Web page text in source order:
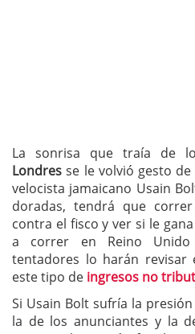
La sonrisa que traía de
Londres se le volvió gesto
velocista jamaicano Usain
doradas, tendrá que
contra el fisco y ver si le
a correr en Reino
tentadores lo harán revisar
este tipo de ingresos no
Si Usain Bolt sufría la
la de los anunciantes y la